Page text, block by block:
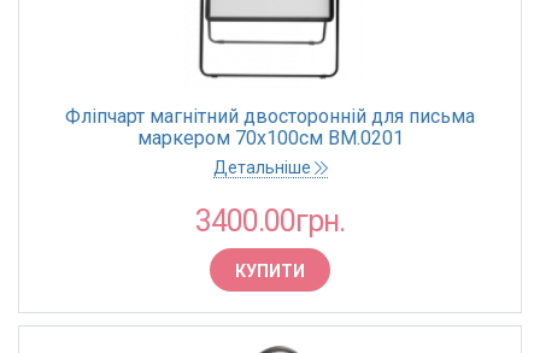
Фліпчарт магнітний двосторонній для письма
маркером 70х100см BM.0201
вертикальний,алюмінієва рамка
Детальніше
3400.00грн.
КУПИТИ